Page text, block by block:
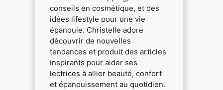
conseils en cosmétique, et des
idées lifestyle pour une vie
épanouie. Christelle adore
découvrir de nouvelles
tendances et produit des articles
inspirants pour aider ses
lectrices à allier beauté, confort
et épanouissement au quotidien.